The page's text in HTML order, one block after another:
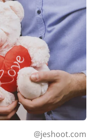
@jeshoot.com